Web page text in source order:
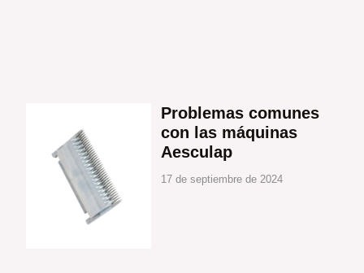
Problemas comunes
con las máquinas
Aesculap
17 de septiembre de 2024